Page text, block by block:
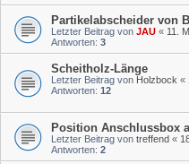
Partikelabscheider von
Letzter Beitrag von JAU « 11.
Antworten: 3
Scheitholz-Länge
Letzter Beitrag von Holzbock «
Antworten: 12
Position Anschlussbox
Letzter Beitrag von treffend «
Antworten: 2